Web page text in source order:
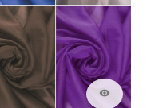
visibility